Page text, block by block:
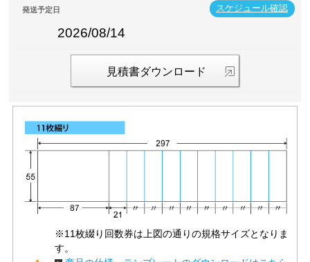
スケジュール確認
発送予定日
2026/08/14
見積書ダウンロード
※11枚綴り回数券は上図の通りの規格サイズとなりま
す。